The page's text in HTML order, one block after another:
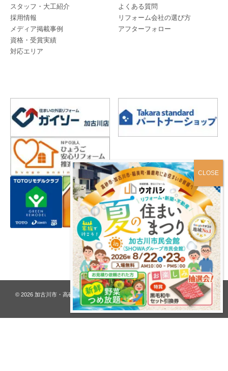
スタッフ・大工紹介
採用情報
メディア掲載事例
資格・受賞実績
対応エリア
よくある質問
リフォーム会社の選び方
アフターフォロー
プライバシーポリシー
© 2026 加古川市・高砂市 夢リフォーム ウオハシ – 創業128年の老舗. All rights
reserved.